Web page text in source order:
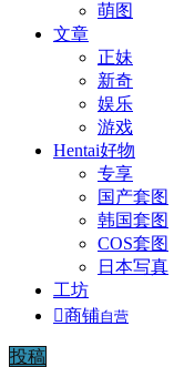
萌图
文章
正妹
新奇
娱乐
游戏
Hentai好物
专享
国产套图
韩国套图
COS套图
日本写真
工坊
商铺自营
投稿